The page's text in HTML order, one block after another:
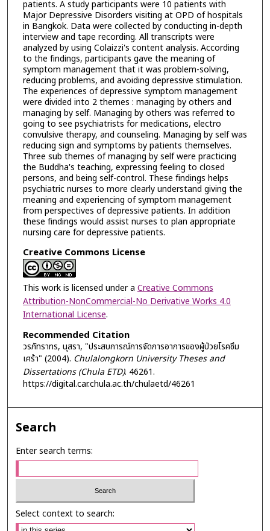
patients. A study participants were 10 patients with
Major Depressive Disorders visiting at OPD of hospitals
in Bangkok. Data were collected by conducting in-depth
interview and tape recording. All transcripts were
analyzed by using Colaizzi's content analysis. According
to the findings, participants gave the meaning of
symptom management that it was problem-solving,
reducing problems, and avoiding depressive stimulation.
The experiences of depressive symptom management
were divided into 2 themes : managing by others and
managing by self. Managing by others was referred to
going to see psychiatrists for medications, electro
convulsive therapy, and counseling. Managing by self was
reducing sign and symptoms by patients themselves.
Three sub themes of managing by self were practicing
the Buddha's teaching, expressing feeling to closed
persons, and being self-control. These findings helps
psychiatric nurses to more clearly understand giving the
meaning and experiencing of symptom management
from perspectives of depressive patients. In addition
these findings would assist nurses to plan appropriate
nursing care for depressive patients.
Creative Commons License
This work is licensed under a Creative Commons
Attribution-NonCommercial-No Derivative Works 4.0
International License.
Recommended Citation
วรภัทราทร, นุสรา, "ประสบการณ์การจัดการอาการของผู้ป่วยโรคซึม
เศร้า" (2004). Chulalongkorn University Theses and
Dissertations (Chula ETD). 46261.
https://digital.car.chula.ac.th/chulaetd/46261
Search
Enter search terms:
Select context to search: